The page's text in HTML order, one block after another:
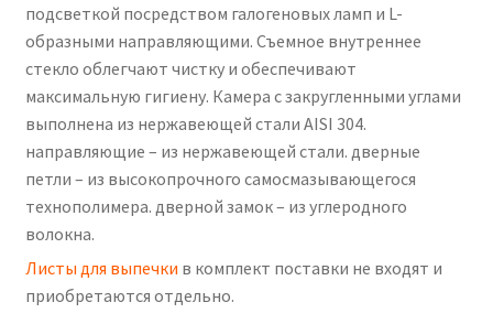
подсветкой посредством галогеновых ламп и L-
образными направляющими. Съемное внутреннее
стекло облегчают чистку и обеспечивают
максимальную гигиену. Камера с закругленными углами
выполнена из нержавеющей стали AISI 304.
направляющие – из нержавеющей стали. дверные
петли – из высокопрочного самосмазывающегося
технополимера. дверной замок – из углеродного
волокна.
Листы для выпечки в комплект поставки не входят и
приобретаются отдельно.